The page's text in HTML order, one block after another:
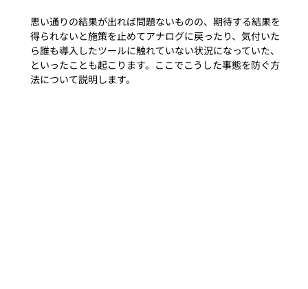
思い通りの結果が出れば問題ないものの、期待する結果を
得られないと施策を止めてアナログに戻ったり、気付いた
ら誰も導入したツールに触れていない状況になっていた、
といったことも起こります。ここでこうした事態を防ぐ方
法について説明します。